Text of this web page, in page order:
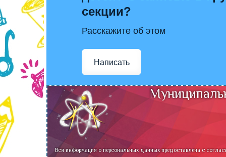
секции?
Расскажите об этом
Написать
Вся информация о персональных данных предоставлена с